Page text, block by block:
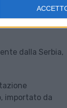
funzionari
di controllo
dalla Serbia,
importato da